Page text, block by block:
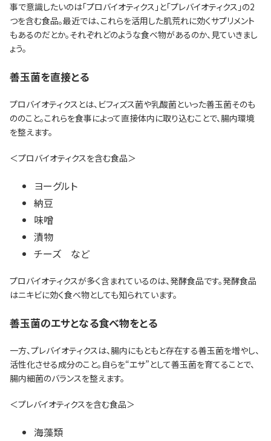
事で意識したいのは「プロバイオティクス」と「プレバイオティクス」の2
つを含む食品。最近では、これらを活用した肌荒れに効くサプリメント
もあるのだとか。それぞれどのような食べ物があるのか、見ていきまし
ょう。
善玉菌を直接とる
プロバイオティクスとは、ビフィズス菌や乳酸菌といった善玉菌そのも
ののこと。これらを食事によって直接体内に取り込むことで、腸内環境
を整えます。
＜プロバイオティクスを含む食品＞
ヨーグルト
納豆
味噌
漬物
チーズ など
プロバイオティクスが多く含まれているのは、発酵食品です。発酵食品
はニキビに効く食べ物としても知られています。
善玉菌のエサとなる食べ物をとる
一方、プレバイオティクスは、腸内にもともと存在する善玉菌を増やし、
活性化させる成分のこと。自らを“エサ”として善玉菌を育てることで、
腸内細菌のバランスを整えます。
＜プレバイオティクスを含む食品＞
海藻類